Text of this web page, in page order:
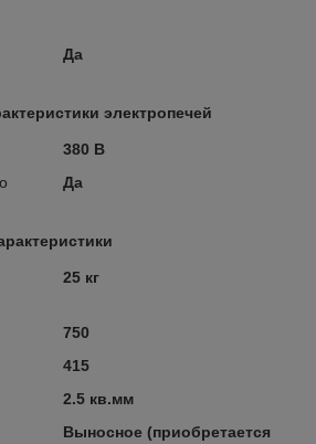
Да
электропечей
380 В
Да
25 кг
750
415
2.5 кв.мм
Выносное (приобретается